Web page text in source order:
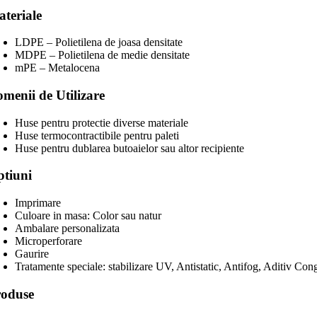
LDPE – Polietilena de joasa densitate
MDPE – Polietilena de medie densitate
mPE – Metalocena
de Utilizare
Huse pentru protectie diverse materiale
Huse termocontractibile pentru paleti
Huse pentru dublarea butoaielor sau altor recipiente
Imprimare
Culoare in masa: Color sau natur
Ambalare personalizata
Microperforare
Gaurire
Tratamente speciale: stabilizare UV, Antistatic, Antifog, Aditiv